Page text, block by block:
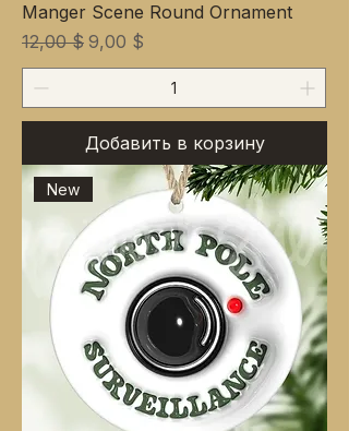
Manger Scene Round Ornament
Обычная цена
12,00 $ Цена со скидкой
9,00 $
Добавить в корзину
New